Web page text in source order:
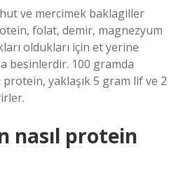
ve mercimek baklagiller
folat, demir, magnezyum
oldukları için et yerine
besinlerdir. 100 gramda
yaklaşık 5 gram lif ve 2
nasıl protein